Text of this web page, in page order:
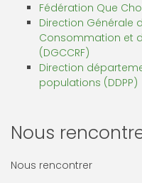
Fédération Que
Direction Générale
Consommation et
(DGCCRF)
Direction
populations (DDPP)
Nous
Nous rencontrer